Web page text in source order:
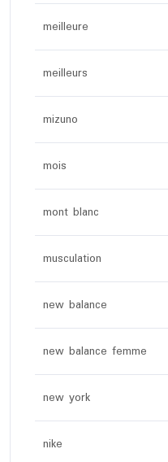
meilleure
meilleurs
mizuno
mois
mont blanc
musculation
new balance
new balance femme
new york
nike